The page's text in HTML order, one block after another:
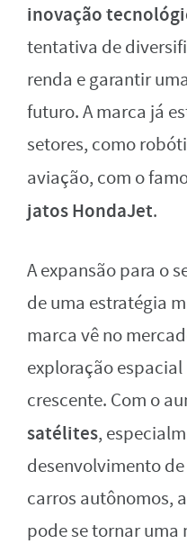
inovação
tentativa de
renda e garantir
futuro. A marca já
setores, como
aviação, com o
jatos HondaJet.
A expansão para o
de uma estratégia
marca vê no
exploração
crescente. Com o
satélites,
desenvolvimento
carros autônomos,
pode se tornar uma